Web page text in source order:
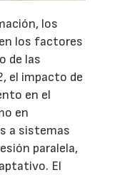
los
los factores
de las
el impacto de
en el
en
a sistemas
paralela,
El